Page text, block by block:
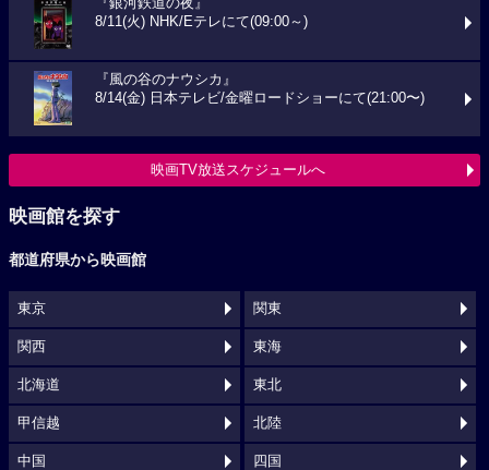
『銀河鉄道の夜』
8/11(火) NHK/Eテレにて(09:00～)
『風の谷のナウシカ』
8/14(金) 日本テレビ/金曜ロードショーにて(21:00〜)
映画TV放送スケジュールへ
映画館を探す
都道府県から映画館
東京 関東
関西 東海
北海道 東北
甲信越 北陸
中国 四国